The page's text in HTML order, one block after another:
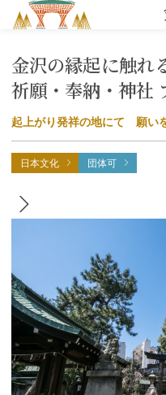
金沢の縁起に触れ
祈願・奉納・神社
起上がり発祥の地にて 願い
日本文化 団体可